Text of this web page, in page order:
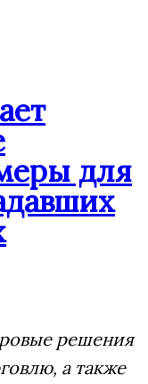
для
решения
а также